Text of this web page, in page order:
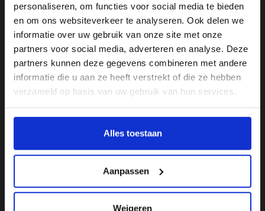
personaliseren, om functies voor social media te bieden
en om ons websiteverkeer te analyseren. Ook delen we
informatie over uw gebruik van onze site met onze
partners voor social media, adverteren en analyse. Deze
partners kunnen deze gegevens combineren met andere
informatie die u aan ze heeft verstrekt of die ze hebben
verzameld op basis van uw gebruik van hun services.
Alles toestaan
Aanpassen
Weigeren
Transportweg 11
7442 CT, Nijverdal
Nederland
+316 50 61 04 33
info@veltmaatbwi.nl
KVK: 77753631
BTW-ID: NL861127717B01
Oprijplaten